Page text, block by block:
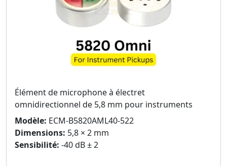
Élément de microphone à électret
omnidirectionnel de 5,8 mm pour instruments
Modèle: ECM-B5820AML40-522
Dimensions: 5,8 × 2 mm
Sensibilité: -40 dB ± 2